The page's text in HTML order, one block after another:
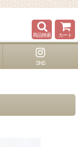
商品検索 カート
SNS